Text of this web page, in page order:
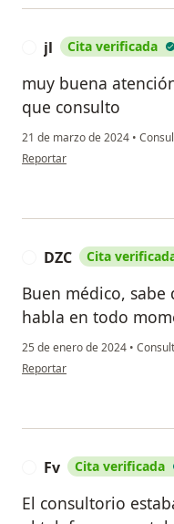
jl Cita verificada
muy buena
que consulto
21 de marzo de 2024 •
en opinión del usuario jl
Reportar
DZC Cita
Buen médico,
habla en todo
25 de enero de 2024 •
en opinión del usuario DZC
Reportar
Fv Cita verificada
El consultorio